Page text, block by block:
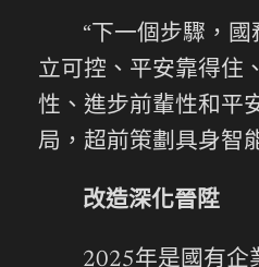
“下一個步驟，
立可控、平安靠得住
性、進步前輩性和平
局，超前策劃具身智
改造深化晉陞
2025年是國有企